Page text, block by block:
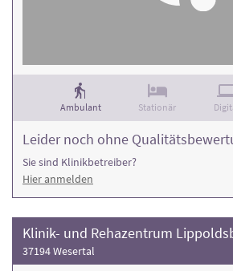
Ambulant Stationär
Leider noch ohne
Sie sind Klinikbetreiber?
Hier anmelden
Klinik- und Rehazentrum
37194 Wesertal